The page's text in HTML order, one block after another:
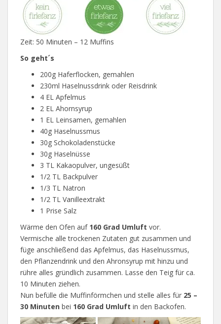
Zeit: 50 Minuten – 12 Muffins
So geht´s
200g Haferflocken, gemahlen
230ml Haselnussdrink oder Reisdrink
4 EL Apfelmus
2 EL Ahornsyrup
1 EL Leinsamen, gemahlen
40g Haselnussmus
30g Schokoladenstücke
30g Haselnüsse
3 TL Kakaopulver, ungesüßt
1/2 TL Backpulver
1/3 TL Natron
1/2 TL Vanilleextrakt
1 Prise Salz
Wärme den Ofen auf 160 Grad Umluft vor.
Vermische alle trockenen Zutaten gut zusammen und
füge anschließend das Apfelmus, das Haselnussmus,
den Pflanzendrink und den Ahronsyrup mit hinzu und
rühre alles gründlich zusammen. Lasse den Teig für ca.
10 Minuten ziehen.
Nun befülle die Muffinförmchen und stelle alles für 25 –
30 Minuten bei 160 Grad Umluft in den Backofen.